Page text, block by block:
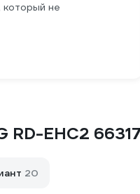
не
RD-EHC2
20